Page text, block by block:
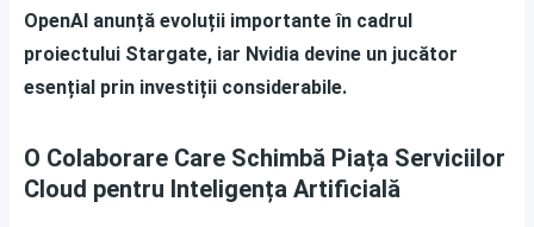
OpenAI anunță evoluții importante în cadrul
proiectului Stargate, iar Nvidia devine un jucător
esențial prin investiții considerabile.
O Colaborare Care Schimbă Piața Serviciilor
Cloud pentru Inteligența Artificială